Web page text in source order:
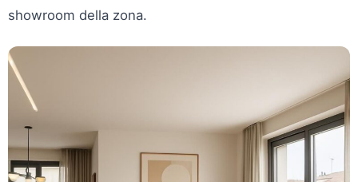
showroom della zona.